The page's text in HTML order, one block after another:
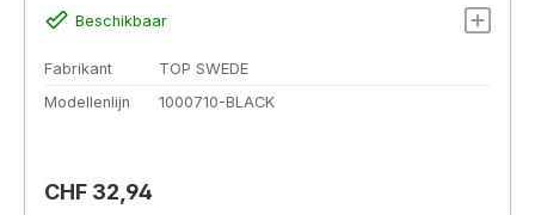
Beschikbaar
Fabrikant
TOP SWEDE
Modellenlijn
1000710-BLACK
Normale prijs:
CHF 32,94